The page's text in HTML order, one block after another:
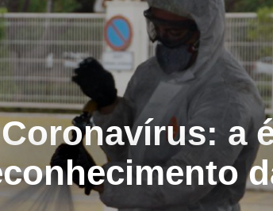
Coronavírus: a